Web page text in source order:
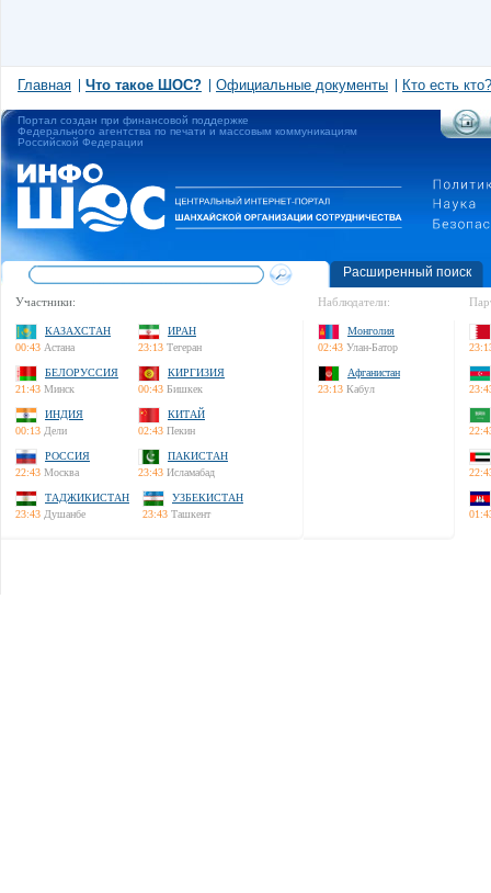
Главная Что такое ШОС? Официальные документы Кто есть кто?
Портал создан при финансовой поддержке
Федерального агентства по печати и массовым коммуникациям
Российской Федерации
Расширенный поиск
Участники:
КАЗАХСТАН
00:43 Астана
ИРАН
23:13 Тегеран
БЕЛОРУССИЯ
21:43 Минск
КИРГИЗИЯ
00:43 Бишкек
ИНДИЯ
00:13 Дели
КИТАЙ
02:43 Пекин
РОССИЯ
22:43 Москва
ПАКИСТАН
23:43 Исламабад
ТАДЖИКИСТАН
23:43 Душанбе
УЗБЕКИСТАН
23:43 Ташкент
Наблюдатели:
Монголия
02:43 Улан-Батор
Афганистан
23:13 Кабул